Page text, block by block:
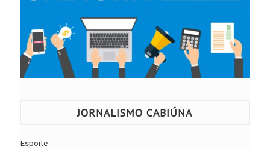
JORNALISMO CABIÚNA
Esporte